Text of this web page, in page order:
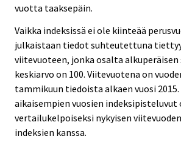
vuotta taaksepäin.
Vaikka indeksissä ei ole kiinteää
julkaistaan tiedot suhteutettuna
viitevuoteen, jonka osalta alkuperäisen
keskiarvo on 100. Viitevuotena on
tammikuun tiedoista alkaen vuosi 2015.
aikaisempien vuosien
vertailukelpoiseksi nykyisen
indeksien kanssa.